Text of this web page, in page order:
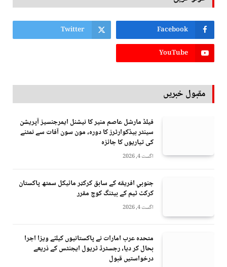
Facebook
Twitter
YouTube
مقبول خبریں
فیلڈ مارشل عاصم منیر کا نیشنل ایمرجنسیز آپریشن
سینٹر ہیڈکوارٹرز کا دورہ، مون سون آفات سے نمٹنے
کی تیاریوں کا جائزہ
اگست 4, 2026
جنوبي افريقه کے سابق کرکټر مائیکل سمتھ پاکستان
کرکٹ ٹیم کے بیٹنگ کوچ مقرر
اگست 4, 2026
متحدہ عرب امارات نے پاکستانیوں کیلئے ویزا اجرا
بحال کر دیا، رجسٹرڈ ٹریول ایجنٹس کے ذریعے
درخواستیں قبول